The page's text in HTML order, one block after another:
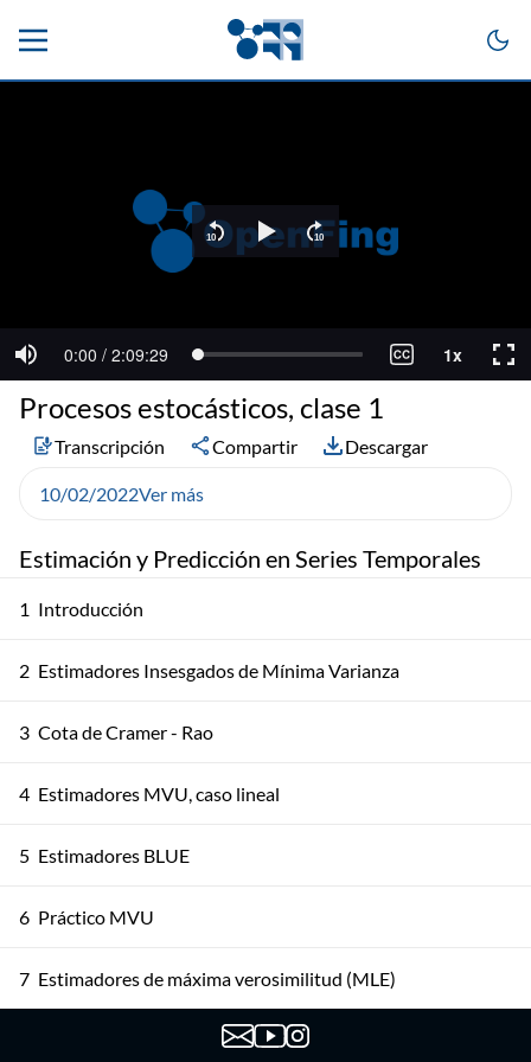
Estimación y Predicción en Series Temporales
1 Introducción
2 Estimadores Insesgados de Mínima Varianza
3 Cota de Cramer - Rao
4 Estimadores MVU, caso lineal
5 Estimadores BLUE
6 Práctico MVU
7 Estimadores de máxima verosimilitud (MLE)
Estimadores Bayesianos Máximo a Posteriori (MAP)
Procesos estocásticos, clase 1
Transcripción Compartir Descargar
10/02/2022Ver más